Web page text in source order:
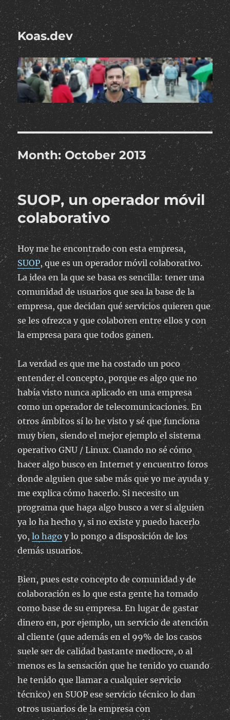
Koas.dev
Month:October 2013
SUOP, un operador móvil
colaborativo
Hoy me he encontrado con esta empresa,
SUOP, que es un operador móvil colaborativo.
La idea en la que se basa es sencilla: tener una
comunidad de usuarios que sea la base de la
empresa, que decidan qué servicios quieren que
se les ofrezca y que colaboren entre ellos y con
la empresa para que todos ganen.
La verdad es que me ha costado un poco
entender el concepto, porque es algo que no
había visto nunca aplicado en una empresa
como un operador de telecomunicaciones. En
otros ámbitos sí lo he visto y sé que funciona
muy bien, siendo el mejor ejemplo el sistema
operativo GNU / Linux. Cuando no sé cómo
hacer algo busco en Internet y encuentro foros
donde alguien que sabe más que yo me ayuda y
me explica cómo hacerlo. Si necesito un
programa que haga algo busco a ver si alguien
ya lo ha hecho y, si no existe y puedo hacerlo
yo,lo hagoy lo pongo a disposición de los
demás usuarios.
Bien, pues este concepto de comunidad y de
colaboración es lo que esta gente ha tomado
como base de su empresa. En lugar de gastar
dinero en, por ejemplo, un servicio de atención
al cliente (que además en el 99% de los casos
suele ser de calidad bastante mediocre, o al
menos es la sensación que he tenido yo cuando
he tenido que llamar a cualquier servicio
técnico) en SUOP ese servicio técnico lo dan
otros usuarios de la empresa con